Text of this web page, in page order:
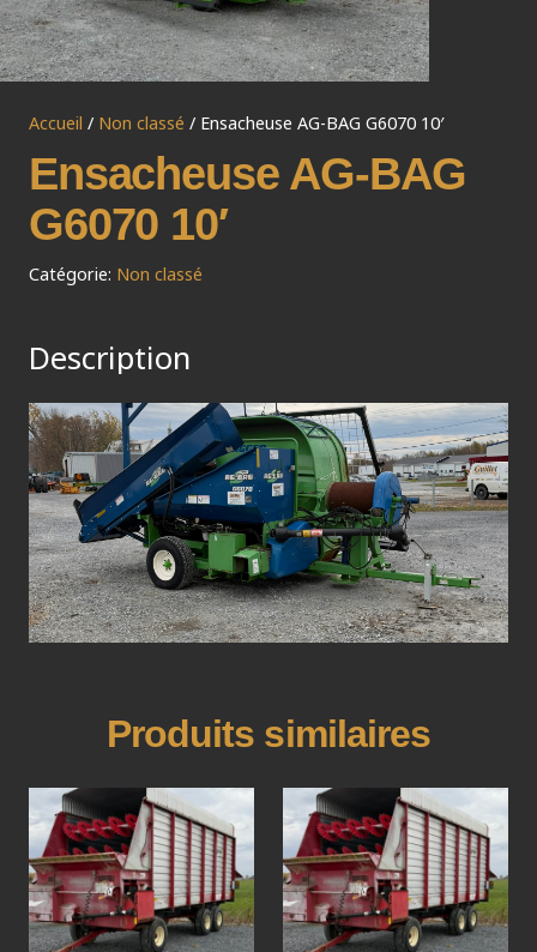
Accueil / Non classé / Ensacheuse AG-BAG G6070 10′
Ensacheuse AG-BAG
G6070 10′
Catégorie: Non classé
Description
Produits similaires